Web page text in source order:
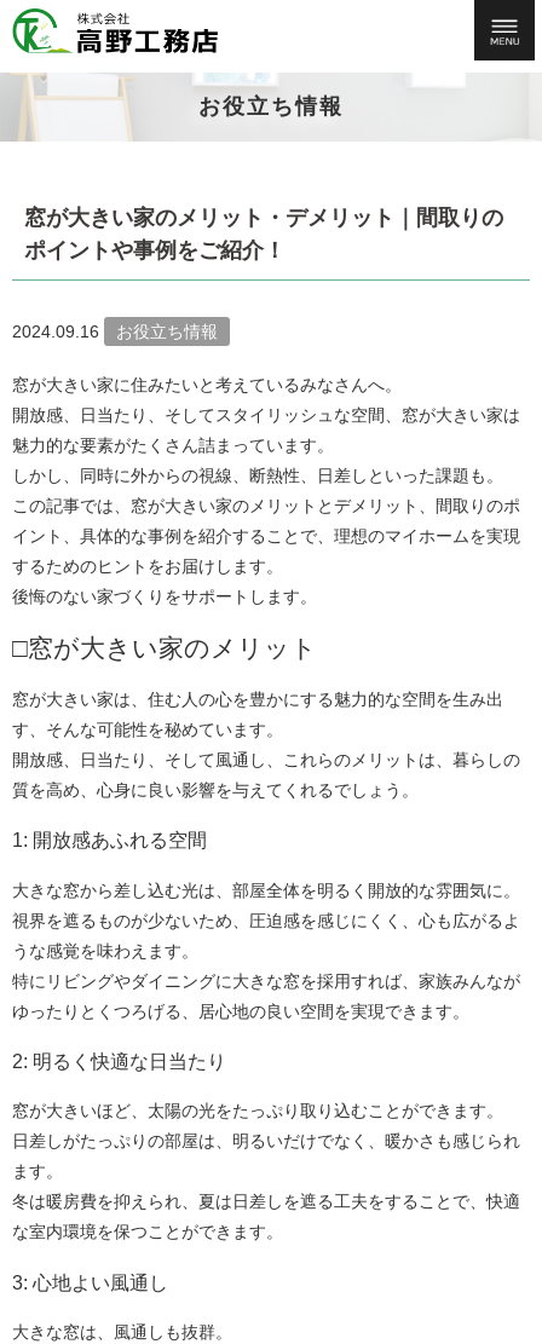
お役立ち情報
窓が大きい家のメリット・デメリット｜間取りの
ポイントや事例をご紹介！
2024.09.16 お役立ち情報
窓が大きい家に住みたいと考えているみなさんへ。
開放感、日当たり、そしてスタイリッシュな空間、窓が大きい家は
魅力的な要素がたくさん詰まっています。
しかし、同時に外からの視線、断熱性、日差しといった課題も。
この記事では、窓が大きい家のメリットとデメリット、間取りのポ
イント、具体的な事例を紹介することで、理想のマイホームを実現
するためのヒントをお届けします。
後悔のない家づくりをサポートします。
□窓が大きい家のメリット
窓が大きい家は、住む人の心を豊かにする魅力的な空間を生み出
す、そんな可能性を秘めています。
開放感、日当たり、そして風通し、これらのメリットは、暮らしの
質を高め、心身に良い影響を与えてくれるでしょう。
1: 開放感あふれる空間
大きな窓から差し込む光は、部屋全体を明るく開放的な雰囲気に。
視界を遮るものが少ないため、圧迫感を感じにくく、心も広がるよ
うな感覚を味わえます。
特にリビングやダイニングに大きな窓を採用すれば、家族みんなが
ゆったりとくつろげる、居心地の良い空間を実現できます。
2: 明るく快適な日当たり
窓が大きいほど、太陽の光をたっぷり取り込むことができます。
日差しがたっぷりの部屋は、明るいだけでなく、暖かさも感じられ
ます。
冬は暖房費を抑えられ、夏は日差しを遮る工夫をすることで、快適
な室内環境を保つことができます。
3: 心地よい風通し
大きな窓は、風通しも抜群。